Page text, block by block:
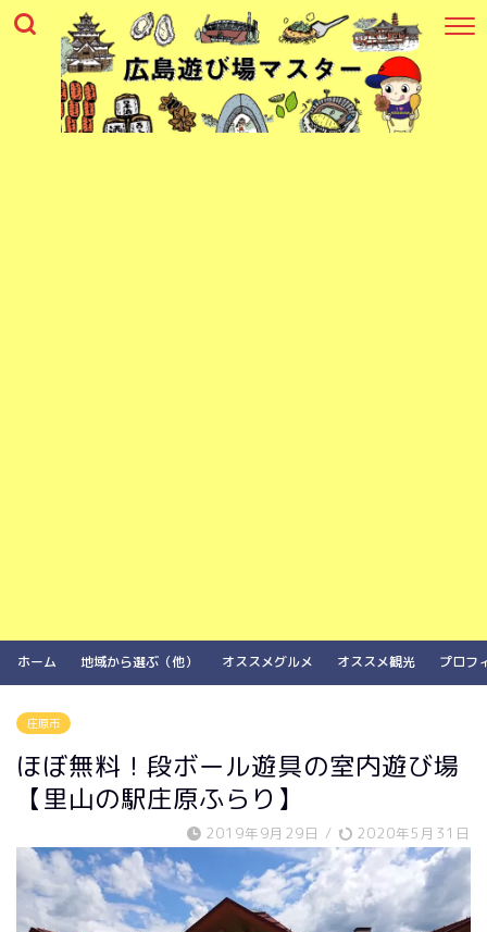
ホーム 地域から選ぶ（他） オススメグルメ オススメ観光 プロフ
庄原市
ほぼ無料！段ボール遊具の室内遊び場
【里山の駅庄原ふらり】
2019年9月29日 / 2020年5月31日